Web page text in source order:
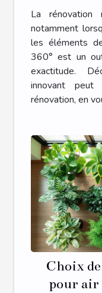
La rénovation
notamment
les éléments
360° est un
exactitude.
innovant
rénovation, en
Choix
pour air